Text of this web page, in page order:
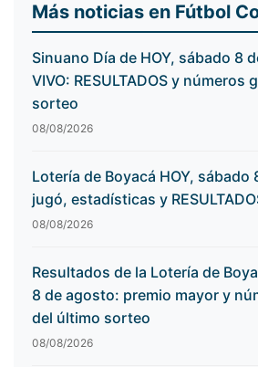
Más noticias en Fútbol
Sinuano Día de HOY, sábado 8
VIVO: RESULTADOS y números
sorteo
08/08/2026
Lotería de Boyacá HOY,
jugó, estadísticas y
08/08/2026
Resultados de la Lotería de
8 de agosto: premio mayor y
del último sorteo
08/08/2026